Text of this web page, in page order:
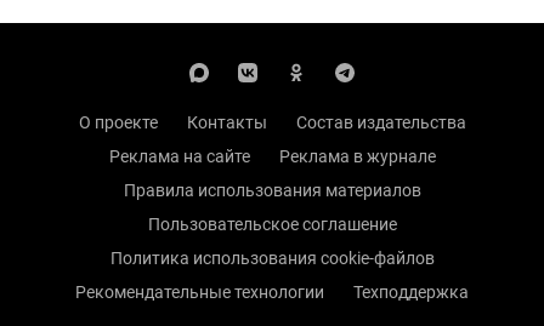
О проекте Контакты
Состав издательства
Реклама на сайте
Реклама в журнале
Правила использования материалов
Пользовательское соглашение
Политика использования cookie-файлов
Рекомендательные технологии
Техподдержка